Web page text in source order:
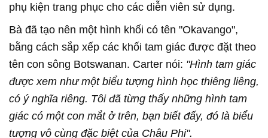
phụ kiện trang phục cho các diễn viên sử dụng.
Bà đã tạo nên một hình khối có tên "Okavango",
bằng cách sắp xếp các khối tam giác được đặt theo
tên con sông Botswanan. Carter nói: "Hình tam giác
được xem như một biểu tượng hình học thiêng liêng,
có ý nghĩa riêng. Tôi đã từng thấy những hình tam
giác có một con mắt ở trên, bạn biết đấy, đó là biểu
tượng vô cùng đặc biệt của Châu Phi".